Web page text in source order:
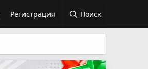
Регистрация Поиск